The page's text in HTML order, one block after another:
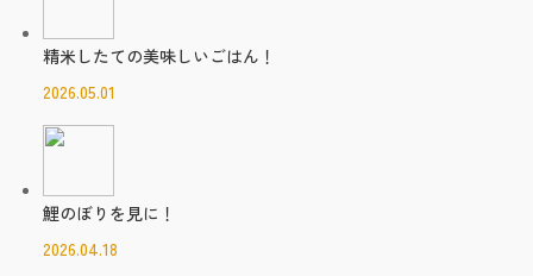
精米したての美味しいごはん！
2026.05.01
鯉のぼりを見に！
2026.04.18